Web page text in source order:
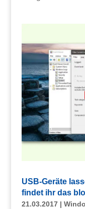
USB-Geräte
findet ihr das
21.03.2017|